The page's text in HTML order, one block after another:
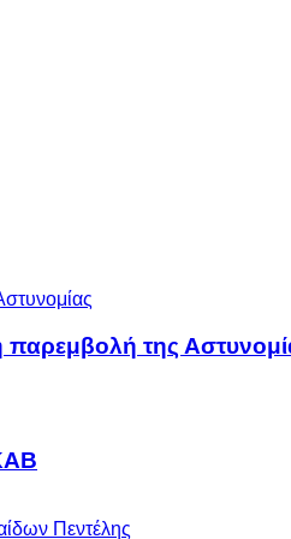
παρεμβολή της